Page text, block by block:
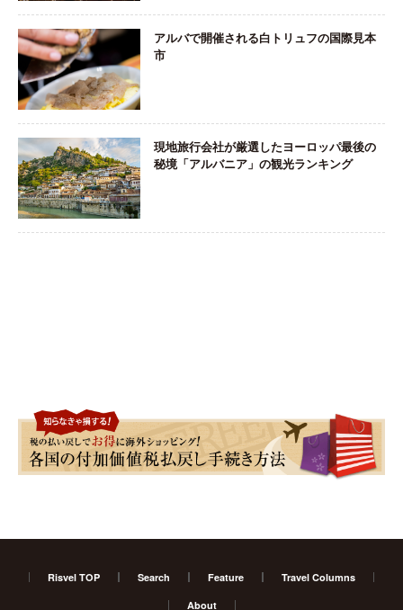
アルバで開催される白トリュフの国際見本
市
現地旅行会社が厳選したヨーロッパ最後の
秘境「アルバニア」の観光ランキング
Risvel TOP Search Feature Travel Columns
About